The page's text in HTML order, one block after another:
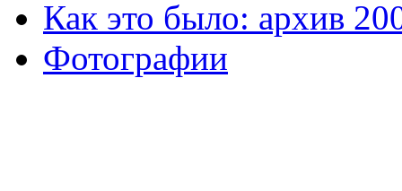
Как это было: архив
Фотографии